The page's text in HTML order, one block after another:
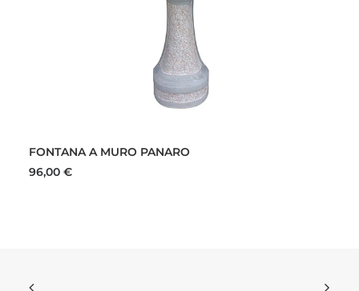
ha
più
FONTANA A MURO PANARO
96,00 €